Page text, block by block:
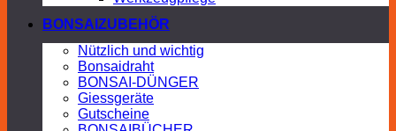
BONSAIZUBEHÖR
Nützlich und wichtig
Bonsaidraht
BONSAI-DÜNGER
Giessgeräte
Gutscheine